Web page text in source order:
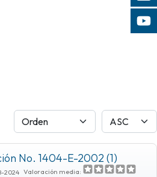
No. 1404-E-2002 (1)
2024 Valoración media: